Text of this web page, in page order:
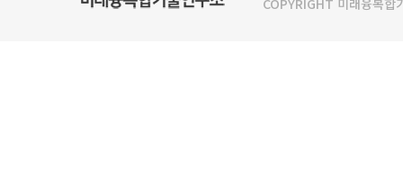
COPYRIGHT 미래융복